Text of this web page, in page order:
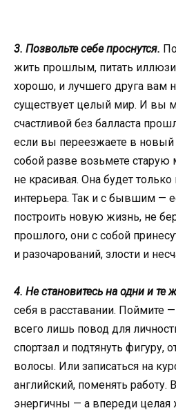
3. Позвольте себе проснутся.
жить прошлым, питать
хорошо, и лучшего друга вам
существует целый мир. И вы
счастливой без балласта
если вы переезжаете в
собой разве возьмете старую
не красивая. Она будет
интерьера. Так и с бывшим —
построить новую жизнь, не
прошлого, они с собой
и разочарований, злости и
4. Не становитесь на одни и те
себя в расставании. Поймите —
всего лишь повод для
спортзал и подтянуть фигуру,
волосы. Или записаться на
английский, поменять
энергичны — а впереди целая